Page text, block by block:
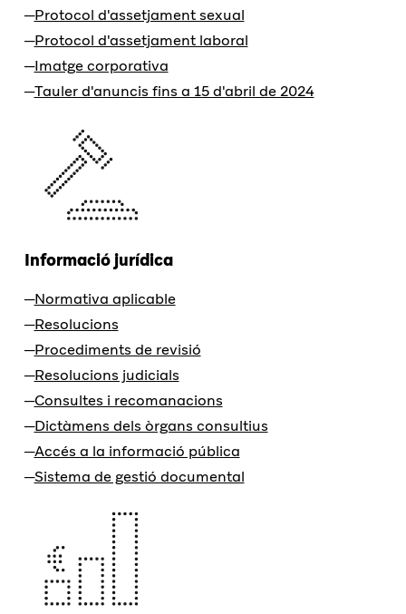
Protocol d'assetjament sexual
Protocol d'assetjament laboral
Imatge corporativa
Tauler d'anuncis fins a 15 d'abril de 2024
Informació jurídica
Normativa aplicable
Resolucions
Procediments de revisió
Resolucions judicials
Consultes i recomanacions
Dictàmens dels òrgans consultius
Accés a la informació pública
Sistema de gestió documental